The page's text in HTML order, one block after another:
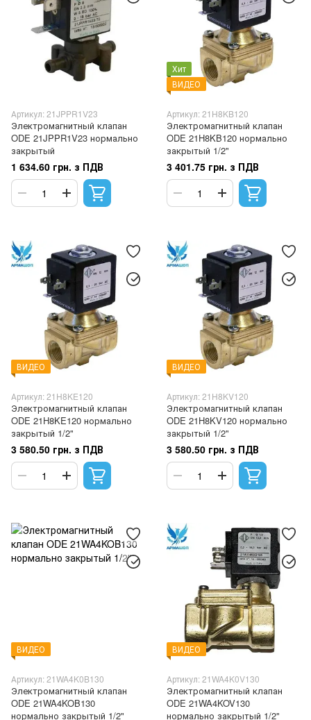
Артикул: 21JPPR1V23
Электромагнитный клапан
ODE 21JPPR1V23 нормально
закрытый
1 634.60 грн. з ПДВ
Хит
ВИДЕО
Артикул: 21H8KB120
Электромагнитный клапан
ODE 21H8KB120 нормально
закрытый 1/2"
3 401.75 грн. з ПДВ
ВИДЕО
Артикул: 21H8KE120
Электромагнитный клапан
ODE 21H8KE120 нормально
закрытый 1/2"
3 580.50 грн. з ПДВ
ВИДЕО
Артикул: 21H8KV120
Электромагнитный клапан
ODE 21H8KV120 нормально
закрытый 1/2"
3 580.50 грн. з ПДВ
ВИДЕО
Артикул: 21WA4K0B130
Электромагнитный клапан
ODE 21WA4KOB130
нормально закрытый 1/2"
ВИДЕО
Артикул: 21WA4K0V130
Электромагнитный клапан
ODE 21WA4KOV130
нормально закрытый 1/2"